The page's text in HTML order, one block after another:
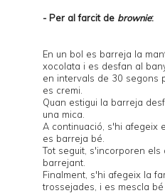
- Per al farcit de brownie:
En un bol es barreja la
xocolata i es desfan al
en intervals de 30 segons
es cremi.
Quan estigui la barreja
una mica.
A continuació, s'hi afegeix
es barreja bé.
Tot seguit, s'incorporen els
barrejant.
Finalment, s'hi afegeix la
trossejades, i es mescla